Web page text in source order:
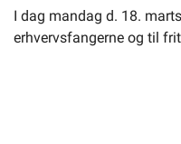
I dag mandag d. 18.
erhvervsfangerne og til